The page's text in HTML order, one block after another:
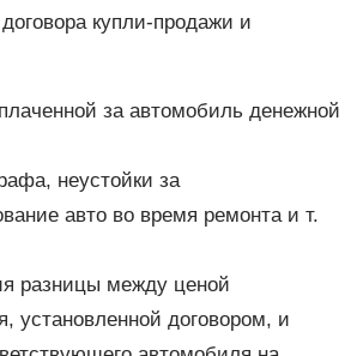
купли-продажи и
за автомобиль денежной
неустойки за
авто во время ремонта и т.
разницы между ценой
установленной договором, и